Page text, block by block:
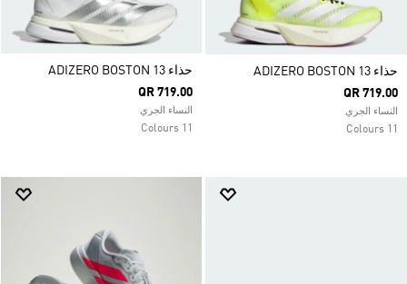
حذاء ADIZERO BOSTON 13
QR 719.00
النساء الجري
11 Colours
حذاء ADIZERO BOSTON 13
QR 719.00
النساء الجري
11 Colours